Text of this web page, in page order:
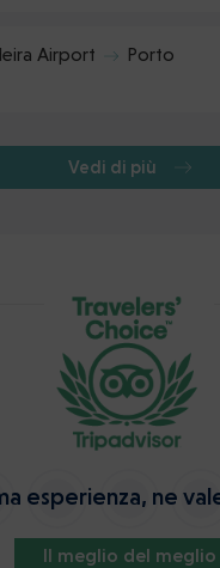
Airport
Porto
Vedi di più
esperienza, ne
Il meglio del meglio